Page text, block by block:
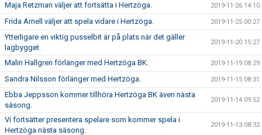
Maja Retzman väljer att fortsätta i Hertzöga. 2019-11-26 14:10
Frida Arnell väljer att spela vidare i Hertzöga. 2019-11-25 00:27
Ytterligare en viktig pusselbit är på plats när det gäller
lagbygget
2019-11-20 15:27
Malin Hallgren förlänger med Hertzöga BK. 2019-11-19 08:29
Sandra Nilsson förlänger med Hertzöga. 2019-11-15 08:31
Ebba Jeppsson kommer tillhöra Hertzöga BK även nästa
säsong.
2019-11-14 09:52
Vi fortsätter presentera spelare som kommer spela i
Hertzöga nästa säsong.
2019-11-13 08:32